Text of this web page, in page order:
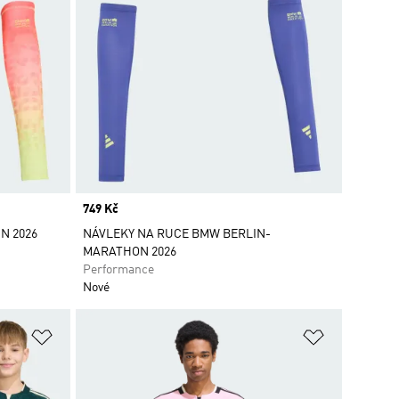
2026
Price
749 Kč
NÁVLEKY NA RUCE BMW BERLIN-
MARATHON 2026
Performance
Nové
Přidat do seznamu přání